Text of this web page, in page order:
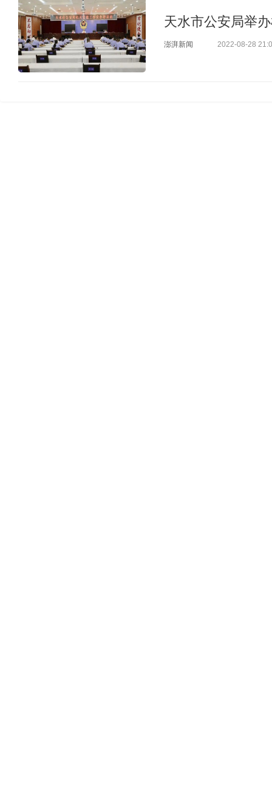
天水市公安局举
澎湃新闻 2022-08-28